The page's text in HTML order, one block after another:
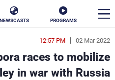
PROGRAMS
NEWSCASTS
02 Mar 2022
12:57 PM
races to mobilize
in war with Russia
en
الأخبار